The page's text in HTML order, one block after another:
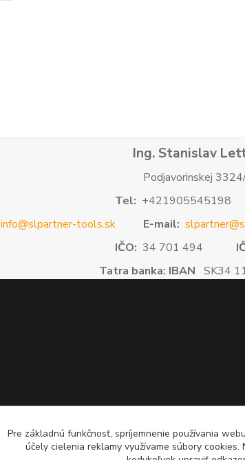
Ing. Stanislav
Podjavorinskej
Tel: +421905545198
info@slpartner-tools.sk E-mail:
IČO: 34 701 494
Tatra banka: IBAN SK34
Pre základnú funkčnosť, spríjemnenie používania
účely cielenia reklamy využívame súbory